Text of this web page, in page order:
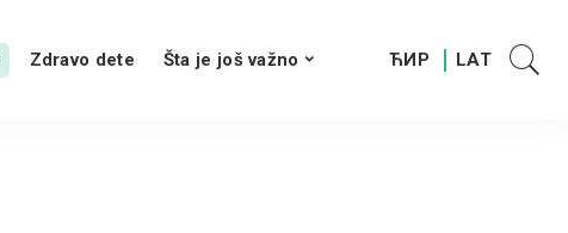
Zdravo dete Šta je još važno